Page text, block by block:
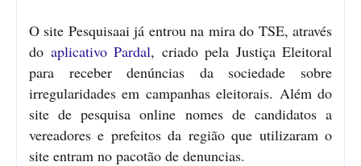
O site Pesquisaai já entrou na mira do TSE, através
do aplicativo Pardal, criado pela Justiça Eleitoral
para receber denúncias da sociedade sobre
irregularidades em campanhas eleitorais. Além do
site de pesquisa online nomes de candidatos a
vereadores e prefeitos da região que utilizaram o
site entram no pacotão de denuncias.